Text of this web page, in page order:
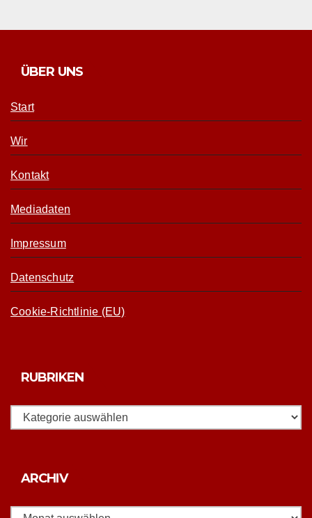
ÜBER UNS
Start
Wir
Kontakt
Mediadaten
Impressum
Datenschutz
Cookie-Richtlinie (EU)
RUBRIKEN
Rubriken
ARCHIV